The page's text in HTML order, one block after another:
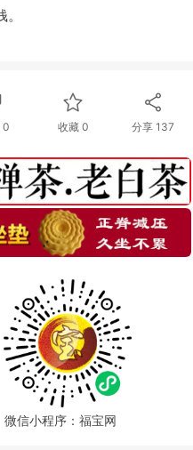
0 收藏 0 分享137
微信小程序：福宝网